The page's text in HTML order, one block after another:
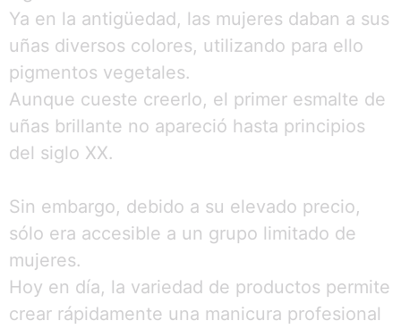
Ya en la antigüedad, las mujeres daban a sus
uñas diversos colores, utilizando para ello
pigmentos vegetales.
Aunque cueste creerlo, el primer esmalte de
uñas brillante no apareció hasta principios
del siglo XX.
Sin embargo, debido a su elevado precio,
sólo era accesible a un grupo limitado de
mujeres.
Hoy en día, la variedad de productos permite
crear rápidamente una manicura profesional
Parlez à une infirmière 👩🏽‍⚕️
Open
1